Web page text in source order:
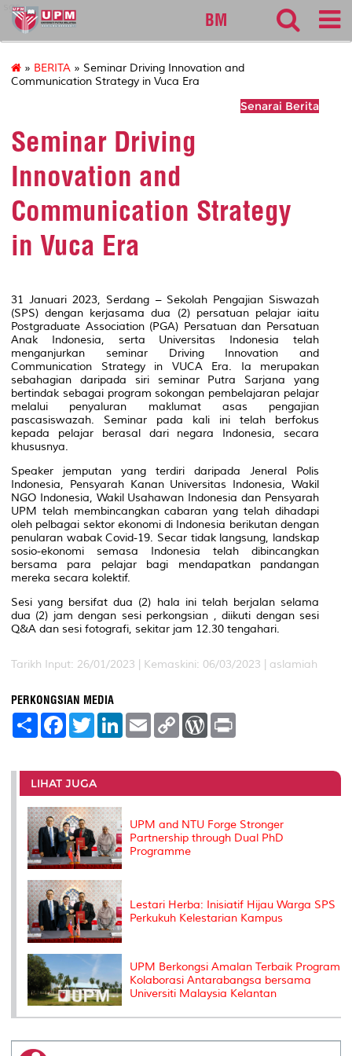
sgs
BM
» BERITA » Seminar Driving Innovation and
Communication Strategy in Vuca Era
Senarai Berita
Seminar Driving
Innovation and
Communication Strategy
in Vuca Era
31 Januari 2023, Serdang – Sekolah Pengajian Siswazah
(SPS) dengan kerjasama dua (2) persatuan pelajar iaitu
Postgraduate Association(PGA) Persatuan dan Persatuan
Anak Indonesia, serta Universitas Indonesia telah
menganjurkan seminar Driving Innovation and
Communication Strategy in VUCA Era. Ia merupakan
sebahagian daripada siri seminar Putra Sarjana yang
bertindak sebagai program sokongan pembelajaran pelajar
melalui penyaluran maklumat asas pengajian
pascasiswazah. Seminar pada kali ini telah berfokus
kepada pelajar berasal dari negara Indonesia, secara
khususnya.
Speaker jemputan yang terdiri daripada Jeneral Polis
Indonesia, Pensyarah Kanan Universitas Indonesia, Wakil
NGO Indonesia, Wakil Usahawan Indonesia dan Pensyarah
UPM telah membincangkan cabaran yang telah dihadapi
oleh pelbagai sektor ekonomi di Indonesia berikutan dengan
penularan wabak Covid-19. Secar tidak langsung, landskap
sosio-ekonomi semasa Indonesia telah dibincangkan
bersama para pelajar bagi mendapatkan pandangan
mereka secara kolektif.
Sesi yang bersifat dua (2) hala ini telah berjalan selama
dua (2) jam dengan sesi perkongsian , diikuti dengan sesi
Q&A dan sesi fotografi, sekitar jam 12.30 tengahari.
Tarikh Input: 26/01/2023 | Kemaskini: 06/03/2023 | aslamiah
PERKONGSIAN MEDIA
S
e
F
a
b
o
o
k
T
w
t
e
r
L
e
I
E
m
l
C
L
n
W
P
e
s
t
LIHAT JUGA
UPM and NTU Forge Stronger
Partnership through Dual PhD
Programme
Lestari Herba: Inisiatif Hijau Warga SPS
Perkukuh Kelestarian Kampus
UPM Berkongsi Amalan Terbaik Program
Kolaborasi Antarabangsa bersama
Universiti Malaysia Kelantan